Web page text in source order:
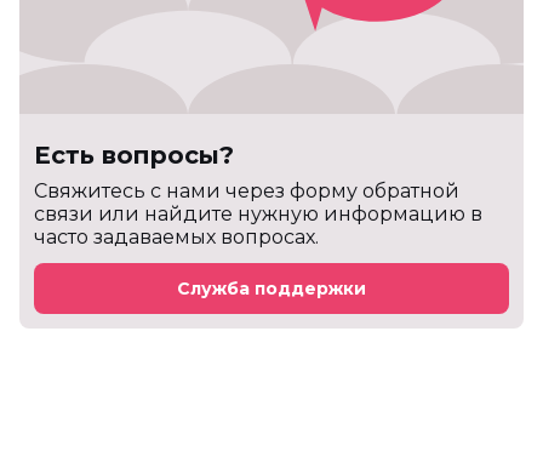
Есть вопросы?
Cвяжитесь с нами через форму обратной
связи или найдите нужную информацию в
часто задаваемых вопросах.
Служба поддержки